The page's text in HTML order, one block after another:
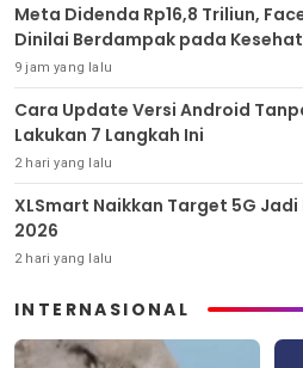
Meta Didenda Rp16,8 Triliun,
Dinilai Berdampak pada
9 jam yang lalu
Cara Update Versi Android
Lakukan 7 Langkah Ini
2 hari yang lalu
XLSmart Naikkan Target 5G
2026
2 hari yang lalu
INTERNASIONAL